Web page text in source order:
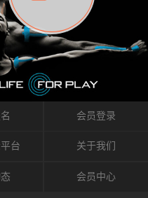
度也有不同。因此我们KINESIO要做
生产过程中竭尽全力的降低致敏
本身带来的致敏率。那到底是什
过敏瘙痒呢？我整理了以下内容
考，希望能给予大家帮助。首先我
过敏的原因，然后简说一下
布贴扎后预防应对。我把导致过敏的
分为外因和内因。外因1，贴布贴布
的伸展率、回缩率、纤维的刺激
带来过度的刺激，从而引起过敏瘙
无毒细菌，它们起着保持身体平衡
肌内效贴不像药物那样在短时
状，而是通过花费时间创造一个
害（副作用等）的环境来减轻症
由于营养、精神、运动的平衡被破
就会发生病态变化。 在一定的状
因子会自动捕捉异常，并在细胞之
的修复信息。可以收集各自所需的
细胞因子的连锁反应）。 如果这种
不需要的物质。 因此，身体所需的
力不仅不能发挥作用，反而会造成
运动，有效的辅助修复关节周围组
可以作用于关节或肌肉表面，释
深层筋膜。“雪花”贴扎疗法是一
肌肉、筋膜和间质液之间自然流动
。 间质液间质被称为人体的新器
认为，整个身体的网络是由坚韧
白质结构所支撑的相互连接的充满
构成的。如果作为脏器，这是人体
，约占体重的20%（相比之下，皮
于细胞的再生和恢复。“1”“雪花”
柔的刺激，改善受影响的关节和肌
会员登录
台 关于我们
会员中心